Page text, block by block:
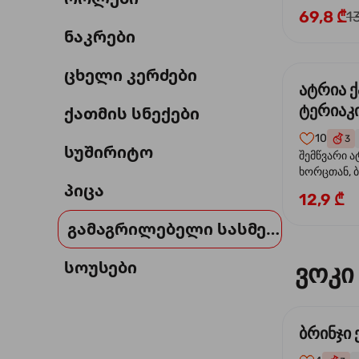
ნაკრები
ცხელი კერძები
ქათმის სნექები
სუშირიტო
პიცა
გამაგრილებელი სასმელი
სოუსები
69,8 ₾
ატრია
10 3
შემწვარი
ხორცთან,
და
12,9 ₾
ვოკი
ბრინჯი